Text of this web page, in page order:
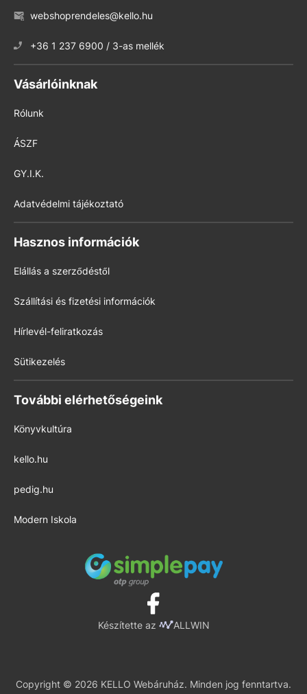
webshoprendeles@kello.hu
+36 1 237 6900 / 3-as mellék
Vásárlóinknak
Rólunk
ÁSZF
GY.I.K.
Adatvédelmi tájékoztató
Hasznos információk
Elállás a szerződéstől
Szállítási és fizetési információk
Hírlevél-feliratkozás
Sütikezelés
További elérhetőségeink
Könyvkultúra
kello.hu
pedig.hu
Modern Iskola
Készítette az ALLWIN
Copyright © 2026 KELLO Webáruház. Minden jog fenntartva.